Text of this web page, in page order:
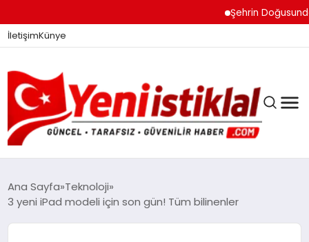
Şehrin Doğusundan
İletişimKünye
GÜNDEM
Ana Sayfa Teknoloji
3 yeni iPad modeli için son gün! Tüm bilinenler